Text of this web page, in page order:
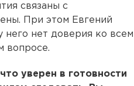
связаны с
При этом Евгений
него нет доверия ко всем
вопросе.
уверен в готовности